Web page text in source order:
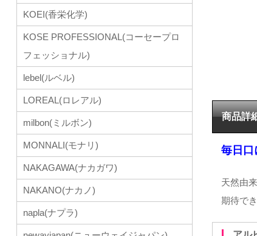
商品詳
毎日口
天然由
期待で
KOEI(香栄化学)
KOSE PROFESSIONAL(コーセープロ
フェッショナル)
lebel(ルベル)
LOREAL(ロレアル)
milbon(ミルボン)
MONNALI(モナリ)
NAKAGAWA(ナカガワ)
NAKANO(ナカノ)
napla(ナプラ)